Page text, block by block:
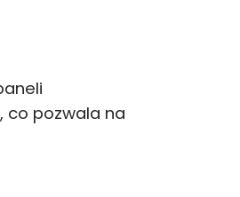
co pozwala na